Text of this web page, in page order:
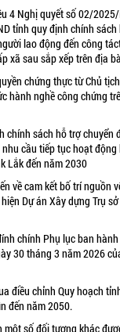
Lắk năm
miễn phí
Pui
Việt
nhiệm
4 Nghị quyết số 02/
tỉnh quy định chính sách
lao động đến công
xã sau sắp xếp trên địa
chứng thực từ Chủ
hành nghề công chứng
chính sách hỗ trợ chuyển
cầu tiếp tục hoạt
Lắk đến năm 2030
về cam kết bố trí nguồn
Dự án Xây dựng Trụ
chính Phụ lục ban
30 tháng 3 năm 2026
điều chỉnh Quy hoạch
đến năm 2050.
một số đối tượng khác